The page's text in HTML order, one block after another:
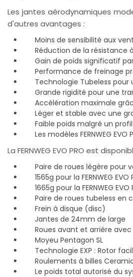
Les jantes aérodynamiques
d'autres avantages :
Moins de sensibilité aux
Réduction de la résistance
Gain de poids significatif
Performance de freinage
Technologie Tubeless
Grande rigidité pour une
Accélération maximale
Léger et stable avec une
Faible poids malgré un
Les modèles FERNWEG
La FERNWEG EVO PRO est
Paire de roues légère pour
1565g pour la FERNWEG EVO
1665g pour la FERNWEG EVO
Paire de roues tubeless en
Frein à disque (disc)
Jantes de 24mm de large
Roues avant et arrière
Moyeu Pentagon SL
Technologie EXP : Rotor
Roulements à billes
Le poids total autorisé du